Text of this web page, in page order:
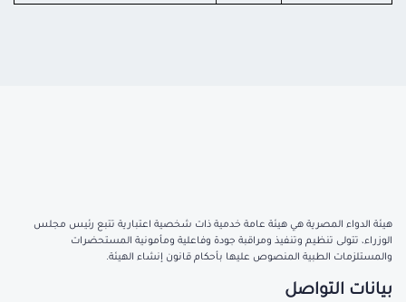
هيئة الدواء المصرية هي هيئة عامة خدمية ذات شخصية اعتبارية تتبع رئيس مجلس
الوزراء، تتولى تنظيم وتنفيذ ومراقبة جودة وفاعلية ومأمونية المستحضرات
والمستلزمات الطبية المنصوص عليها بأحكام قانون إنشاء الهيئة.
بيانات التواصل